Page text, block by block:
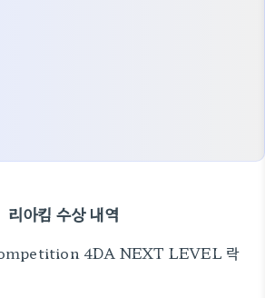
리아킴 수상 내역
4DA NEXT LEVEL 락